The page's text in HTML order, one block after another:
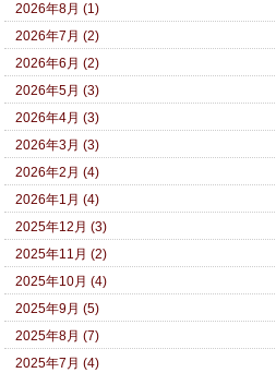
2026年8月 (1)
2026年7月 (2)
2026年6月 (2)
2026年5月 (3)
2026年4月 (3)
2026年3月 (3)
2026年2月 (4)
2026年1月 (4)
2025年12月 (3)
2025年11月 (2)
2025年10月 (4)
2025年9月 (5)
2025年8月 (7)
2025年7月 (4)